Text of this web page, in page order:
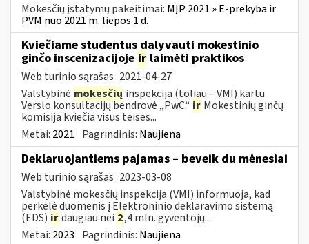
Mokesčių įstatymų pakeitimai: MĮP 2021 » E-prekyba ir
PVM nuo 2021 m. liepos 1 d.
Kviečiame studentus dalyvauti mokestinio
ginčo inscenizacijoje ir laimėti praktikos
Web turinio sąrašas 2021-04-27
Valstybinė mokesčių inspekcija (toliau – VMI) kartu
Verslo konsultacijų bendrovė „PwC“ ir Mokestinių ginčų
komisija kviečia visus teisės...
Metai: 2021 Pagrindinis: Naujiena
Deklaruojantiems pajamas – beveik du mėnesiai
Web turinio sąrašas 2023-03-08
Valstybinė mokesčių inspekcija (VMI) informuoja, kad
perkėlė duomenis į Elektroninio deklaravimo sistemą
(EDS) irdaugiau nei 2,4 mln. gyventojų...
Metai: 2023 Pagrindinis: Naujiena